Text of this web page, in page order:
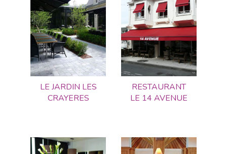
LE JARDIN LES
CRAYERES
RESTAURANT
LE 14 AVENUE